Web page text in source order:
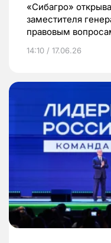
«Сибагро»
заместителя
правовым
14:10 / 17.06.26